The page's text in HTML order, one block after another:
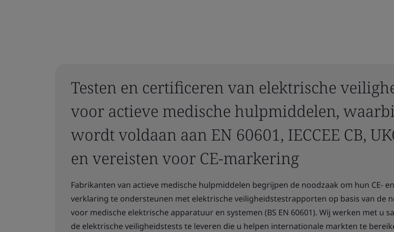
Testen en certificeren van elektrische
voor actieve medische hulpmiddelen,
wordt voldaan aan EN 60601, IECCEE CB,
en vereisten voor CE-markering
Fabrikanten van actieve medische hulpmiddelen begrijpen de noodzaak om hun CE- en
verklaring te ondersteunen met elektrische veiligheidstestrapporten op basis van de
voor medische elektrische apparatuur en systemen (BS EN 60601). Wij werken met u
de elektrische veiligheidstests te leveren die u helpen internationale markten te